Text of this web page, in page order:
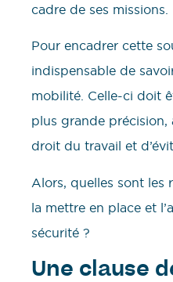
cadre de ses missions.
Pour encadrer cette
indispensable de
mobilité. Celle-ci doit
plus grande précision,
droit du travail et
Alors, quelles sont les
la mettre en place et
sécurité ?
Une clause